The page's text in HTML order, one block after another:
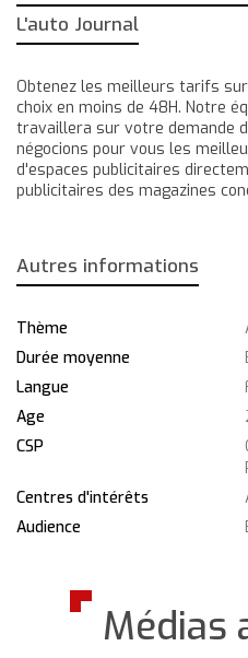
L'auto Journal
Obtenez les meilleurs tarifs
choix en moins de 48H. Notre
travaillera sur votre demande
négocions pour vous les
d'espaces publicitaires
publicitaires des magazines
Autres informations
Thème
Durée moyenne
Langue
Age
CSP
Centres d'intérêts
Audience
Médias